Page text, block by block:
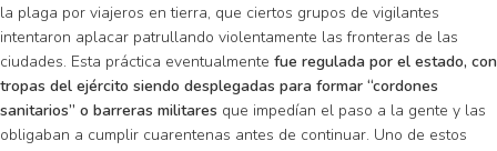
la plaga por viajeros en tierra, que ciertos grupos de vigilantes
intentaron aplacar patrullando violentamente las fronteras de las
ciudades. Esta práctica eventualmente fue regulada por el estado, con
tropas del ejército siendo desplegadas para formar “cordones
sanitarios” o barreras militares que impedían el paso a la gente y las
obligaban a cumplir cuarentenas antes de continuar. Uno de estos